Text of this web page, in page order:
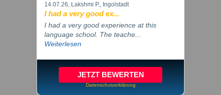
14.07.26, Lakshmi P., Ingolstadt
I had a very good ex...
I had a very good experience at this
language school. The teache...
Weiterlesen
JETZT BEWERTEN
Datenschutzerklärung